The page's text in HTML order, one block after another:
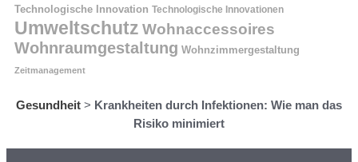
Technologische Innovation Technologische Innovationen
Umweltschutz Wohnaccessoires
Wohnraumgestaltung Wohnzimmergestaltung
Zeitmanagement
Gesundheit > Krankheiten durch Infektionen: Wie man das
Risiko minimiert